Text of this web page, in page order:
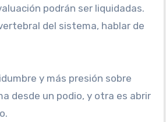
podrán ser liquidadas.
del sistema, hablar de
y más presión sobre
desde un podio, y otra es abrir